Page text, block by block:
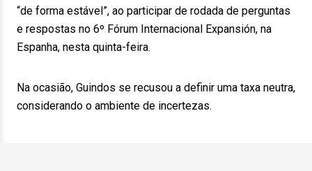
“de forma estável”, ao participar de rodada de perguntas
e respostas no 6º Fórum Internacional Expansión, na
Espanha, nesta quinta-feira.
Na ocasião, Guindos se recusou a definir uma taxa neutra,
considerando o ambiente de incertezas.